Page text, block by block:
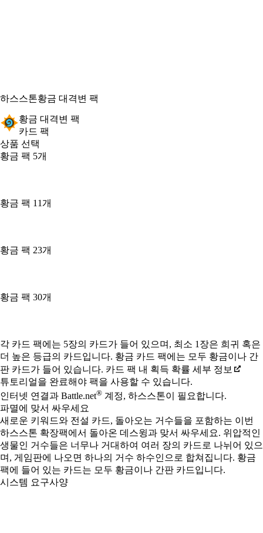
하스스톤황금 대격변 팩
황금 대격변 팩
카드 팩
상품 선택
황금 팩 5개
황금 팩 11개
황금 팩 23개
황금 팩 30개
Available actions
각 카드 팩에는 5장의 카드가 들어 있으며, 최소 1장은 희귀 혹은
더 높은 등급의 카드입니다. 황금 카드 팩에는 모두 황금이나 간
판 카드가 들어 있습니다. 카드 팩 내 획득 확률 세부 정보
튜토리얼을 완료해야 팩을 사용할 수 있습니다.
인터넷 연결과 Battle.net® 계정, 하스스톤이 필요합니다.
파멸에 맞서 싸우세요
새로운 키워드와 전설 카드, 돌아오는 거수들을 포함하는 이번
하스스톤 확장팩에서 돌아온 데스윙과 맞서 싸우세요. 위압적인
생물인 거수들은 너무나 거대하여 여러 장의 카드로 나뉘어 있으
며, 게임판에 나오면 하나의 거수 하수인으로 합쳐집니다. 황금
팩에 들어 있는 카드는 모두 황금이나 간판 카드입니다.
시스템 요구사양